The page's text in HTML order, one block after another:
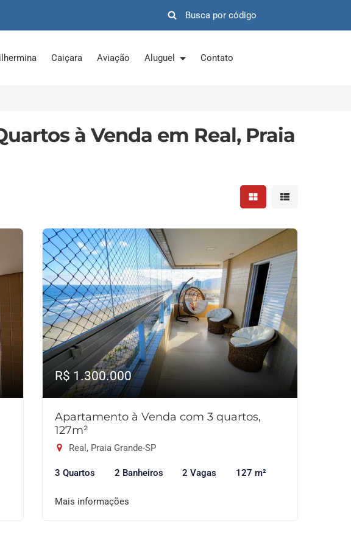
Caiçara Aviação Aluguel Contato
à Venda em Real, Praia
Mostrar resultados em
Mostrar
R$ 1.300.000
Apartamento à Venda com 3 quartos,
127m²
Real, Praia Grande-SP
3 Quartos 2 Banheiros 2 Vagas 127 m²
Mais informações